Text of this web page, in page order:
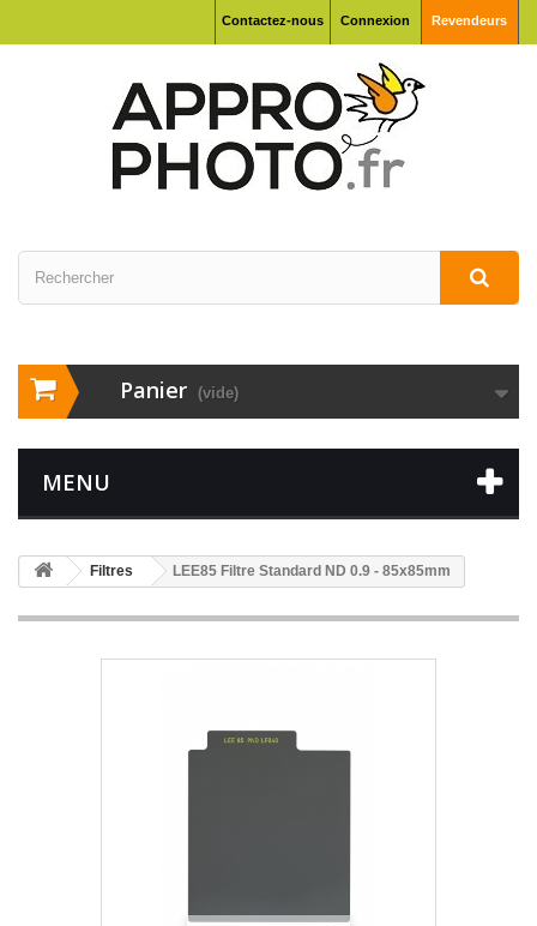
Connexion Revendeurs
Contactez-nous
Panier (vide)
MENU
Filtres LEE85 Filtre Standard ND 0.9 - 85x85mm